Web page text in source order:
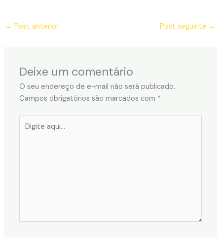
← Post anterior Post seguinte →
Deixe um comentário
O seu endereço de e-mail não será publicado.
Campos obrigatórios são marcados com *
aqui...